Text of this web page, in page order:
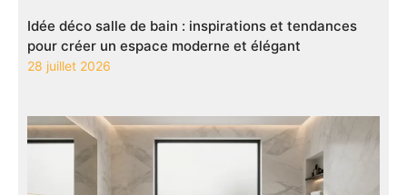
Idée déco salle de bain : inspirations et tendances
pour créer un espace moderne et élégant
28 juillet 2026